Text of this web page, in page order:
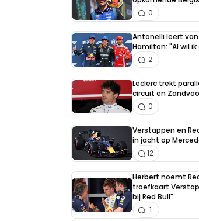
0
Antonelli leert
Hamilton: "Al wil
2
Leclerc trekt
circuit en
0
Verstappen en
in jacht op
12
Herbert noemt
troefkaart
bij Red Bull"
1